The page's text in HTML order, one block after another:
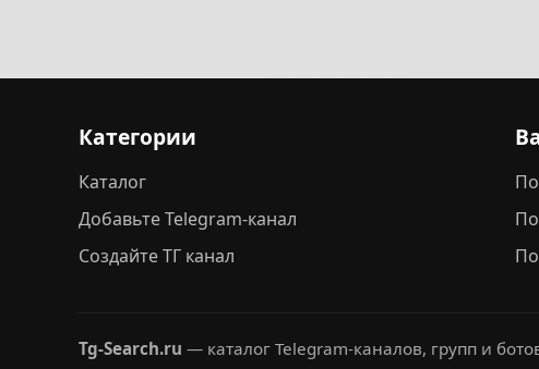
Категории
Каталог
Добавьте Telegram-канал
Создайте ТГ канал
Tg-Search.ru — каталог Telegram-каналов, групп и